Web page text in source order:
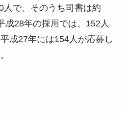
で、そのうち司書は約
成28年の採用では、152人
成27年には154人が応募し